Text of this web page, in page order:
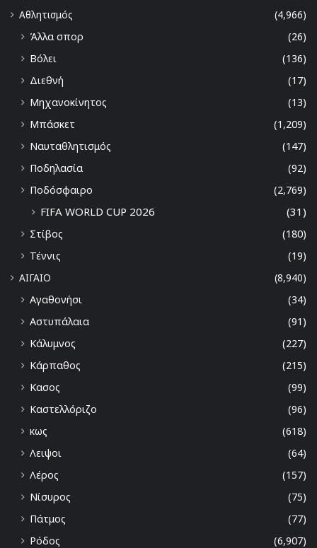
Αθλητισμός
(4,966)
Άλλα σπορ
(26)
Βόλει
(136)
Διεθνή
(17)
Μηχανοκίνητος
(13)
Μπάσκετ
(1,209)
Ναυταθλητισμός
(147)
Ποδηλασία
(92)
Ποδόσφαιρο
(2,769)
FIFA WORLD CUP 2026 (31)
Στίβος
(180)
Τέννις
(19)
ΑΙΓΑΙΟ
(8,940)
Αγαθονήσι
(34)
Αστυπάλαια
(91)
Κάλυμνος
(227)
Κάρπαθος
(215)
Κασος
(99)
Καστελλόριζο
(96)
κως
(618)
Λειψοι
(64)
Λέρος
(157)
Νίσυρος
(75)
Πάτμος
(77)
Ρόδος
(6,907)